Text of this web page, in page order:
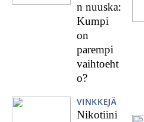
n nuuska:
Kumpi
on
parempi
vaihtoeht
o?
VINKKEJÄ
Nikotiini